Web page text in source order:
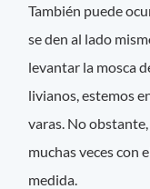
También puede
se den al lado
levantar la mosca
livianos, estemos
varas. No
muchas veces con
medida.